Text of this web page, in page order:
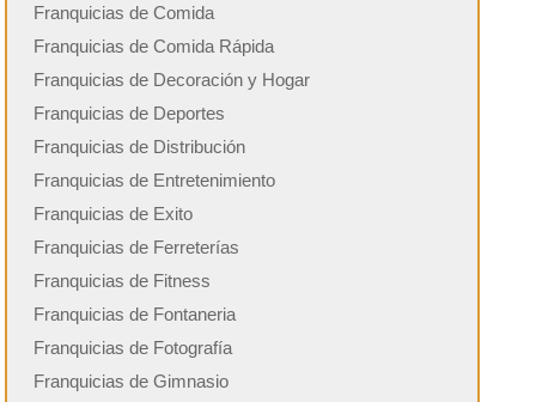
Franquicias de Comida
Franquicias de Comida Rápida
Franquicias de Decoración y Hogar
Franquicias de Deportes
Franquicias de Distribución
Franquicias de Entretenimiento
Franquicias de Exito
Franquicias de Ferreterías
Franquicias de Fitness
Franquicias de Fontaneria
Franquicias de Fotografía
Franquicias de Gimnasio